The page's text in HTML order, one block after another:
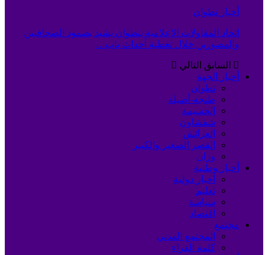
أخبار تطوان
اتحاد المقاولات الإعلامية بتطوان يشيد بصمود الصحافيين
والمصورين خلال تغطية أحداث باب…
السابق التالي
أخبار الجهة
تطوان
طنجة-أصيلة
الحسيمة
شفشاون
العرائش
القصر الصغير والكبير
وزان
أخبار وطنية
أخبار دولية
تعليم
سياسة
اقتصاد
مجتمع
المجتمع المدني
كلمة القراء